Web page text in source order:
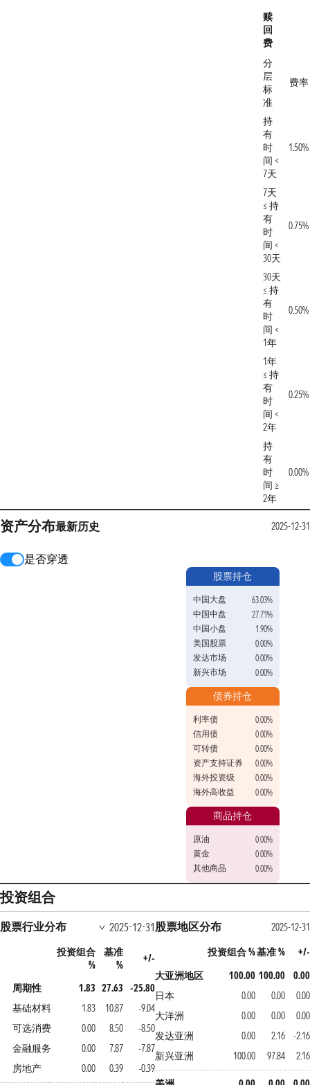
赎
回
费
分
层
标
准
费率
持
有
时
间 <
7天
1.50%
7天
≤ 持
有
时
间 <
30天
0.75%
30天
≤ 持
有
时
间 <
1年
0.50%
1年
≤ 持
有
时
间 <
2年
0.25%
持
有
时
间 ≥
2年
0.00%
资产分布最新历史 2025-12-31
是否穿透
股票持仓
中国大盘
63.03%
中国中盘
27.71%
中国小盘
1.90%
美国股票
0.00%
发达市场
0.00%
新兴市场
0.00%
债券持仓
利率债
0.00%
信用债
0.00%
可转债
0.00%
资产支持证券
0.00%
海外投资级
0.00%
海外高收益
0.00%
商品持仓
原油
0.00%
黄金
0.00%
其他商品
0.00%
投资组合
股票行业分布 2025-12-31
投资组合
%
基准
%
+/-
周期性 1.83 27.63
-25.80
基础材料
1.83 10.87
-9.04
可选消费
0.00 8.50
-8.50
金融服务
0.00 7.87
-7.87
房地产
0.00 0.39 -0.39
股票地区分布
2025-12-31
投资组合 %基准 %
+/-
大亚洲地区
100.00 100.00
0.00
日本
0.00 0.00
0.00
大洋洲
0.00 0.00
0.00
发达亚洲
0.00 2.16
-2.16
新兴亚洲
100.00 97.84 2.16